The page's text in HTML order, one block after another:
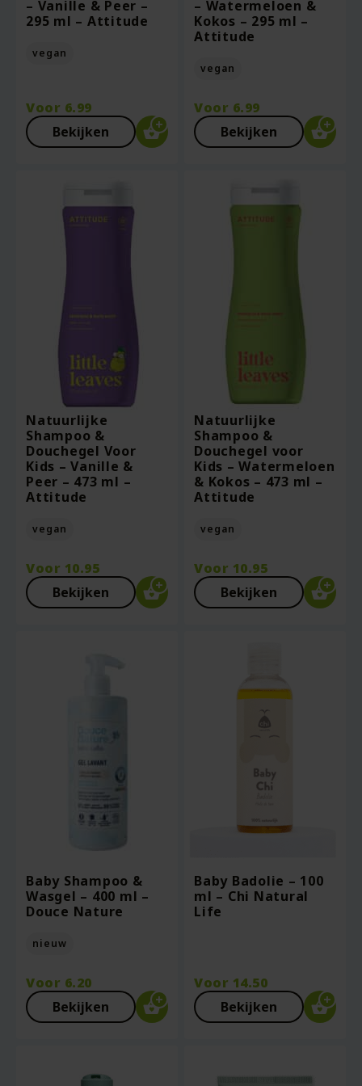
– Vanille & Peer –
295 ml – Attitude
vegan
Voor 6.99
Bekijken
– Watermeloen &
Kokos – 295 ml –
Attitude
vegan
Voor 6.99
Bekijken
Natuurlijke
Shampoo &
Douchegel Voor
Kids – Vanille &
Peer – 473 ml –
Attitude
vegan
Voor 10.95
Bekijken
Natuurlijke
Shampoo &
Douchegel voor
Kids – Watermeloen
& Kokos – 473 ml –
Attitude
vegan
Voor 10.95
Bekijken
Baby Shampoo &
Wasgel – 400 ml –
Douce Nature
nieuw
Voor 6.20
Bekijken
Baby Badolie – 100
ml – Chi Natural
Life
Voor 14.50
Bekijken